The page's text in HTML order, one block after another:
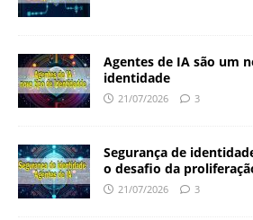
Agentes de IA são um
identidade
21/07/2026 3
Segurança de
o desafio da
21/07/2026 3